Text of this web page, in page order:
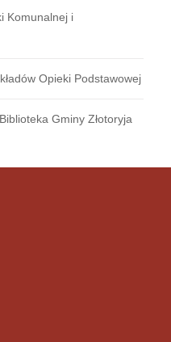
Komunalnej i
Opieki Podstawowej
Gminy Złotoryja